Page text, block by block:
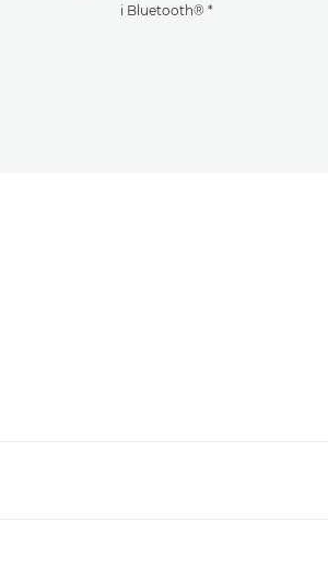
i Bluetooth® *